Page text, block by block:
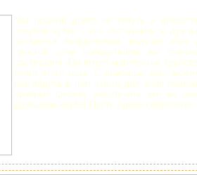
Мы решили долго не тянуть и
голубой кубок - это состязание в
останется победителем, получит
простой, став победителем, вы
состязания. Он имеет магические
всего этого года. С помощью него
разглядеть в нем что-то для себя
храбрый сможет заполучить его на
дуэльном клубе! Пусть удача